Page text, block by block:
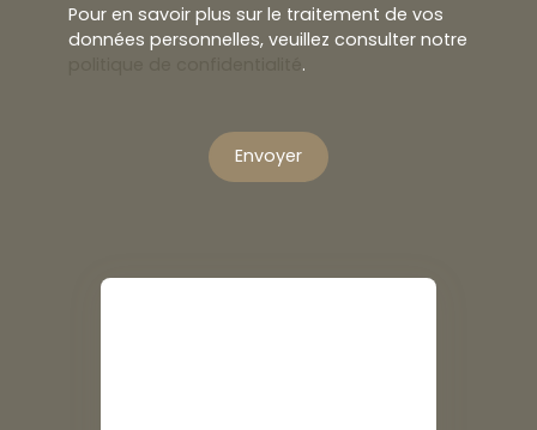
Pour en savoir plus sur le traitement de vos
données personnelles, veuillez consulter notre
.
Envoyer